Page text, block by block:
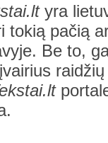
yra
tokią pačią
Be to,